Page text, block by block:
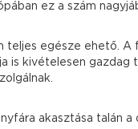
ez a szám
teljes egésze ehető.
is kivételesen
akasztása talán